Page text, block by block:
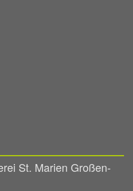
St. Marien Großen-